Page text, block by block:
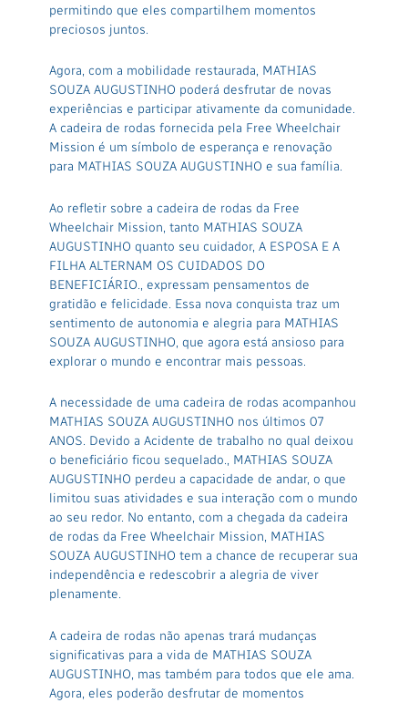
permitindo que eles compartilhem momentos
preciosos juntos.
Agora, com a mobilidade restaurada, MATHIAS
SOUZA AUGUSTINHO poderá desfrutar de novas
experiências e participar ativamente da comunidade.
A cadeira de rodas fornecida pela Free Wheelchair
Mission é um símbolo de esperança e renovação
para MATHIAS SOUZA AUGUSTINHO e sua família.
Ao refletir sobre a cadeira de rodas da Free
Wheelchair Mission, tanto MATHIAS SOUZA
AUGUSTINHO quanto seu cuidador, A ESPOSA E A
FILHA ALTERNAM OS CUIDADOS DO
BENEFICIÁRIO., expressam pensamentos de
gratidão e felicidade. Essa nova conquista traz um
sentimento de autonomia e alegria para MATHIAS
SOUZA AUGUSTINHO, que agora está ansioso para
explorar o mundo e encontrar mais pessoas.
A necessidade de uma cadeira de rodas acompanhou
MATHIAS SOUZA AUGUSTINHO nos últimos 07
ANOS. Devido a Acidente de trabalho no qual deixou
o beneficiário ficou sequelado., MATHIAS SOUZA
AUGUSTINHO perdeu a capacidade de andar, o que
limitou suas atividades e sua interação com o mundo
ao seu redor. No entanto, com a chegada da cadeira
de rodas da Free Wheelchair Mission, MATHIAS
SOUZA AUGUSTINHO tem a chance de recuperar sua
independência e redescobrir a alegria de viver
plenamente.
A cadeira de rodas não apenas trará mudanças
significativas para a vida de MATHIAS SOUZA
AUGUSTINHO, mas também para todos que ele ama.
Agora, eles poderão desfrutar de momentos